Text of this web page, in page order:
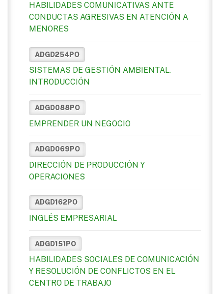
HABILIDADES COMUNICATIVAS ANTE
CONDUCTAS AGRESIVAS EN ATENCIÓN A
MENORES
ADGD254PO
SISTEMAS DE GESTIÓN AMBIENTAL.
INTRODUCCIÓN
ADGD088PO
EMPRENDER UN NEGOCIO
ADGD069PO
DIRECCIÓN DE PRODUCCIÓN Y
OPERACIONES
ADGD162PO
INGLÉS EMPRESARIAL
ADGD151PO
HABILIDADES SOCIALES DE COMUNICACIÓN
Y RESOLUCIÓN DE CONFLICTOS EN EL
CENTRO DE TRABAJO